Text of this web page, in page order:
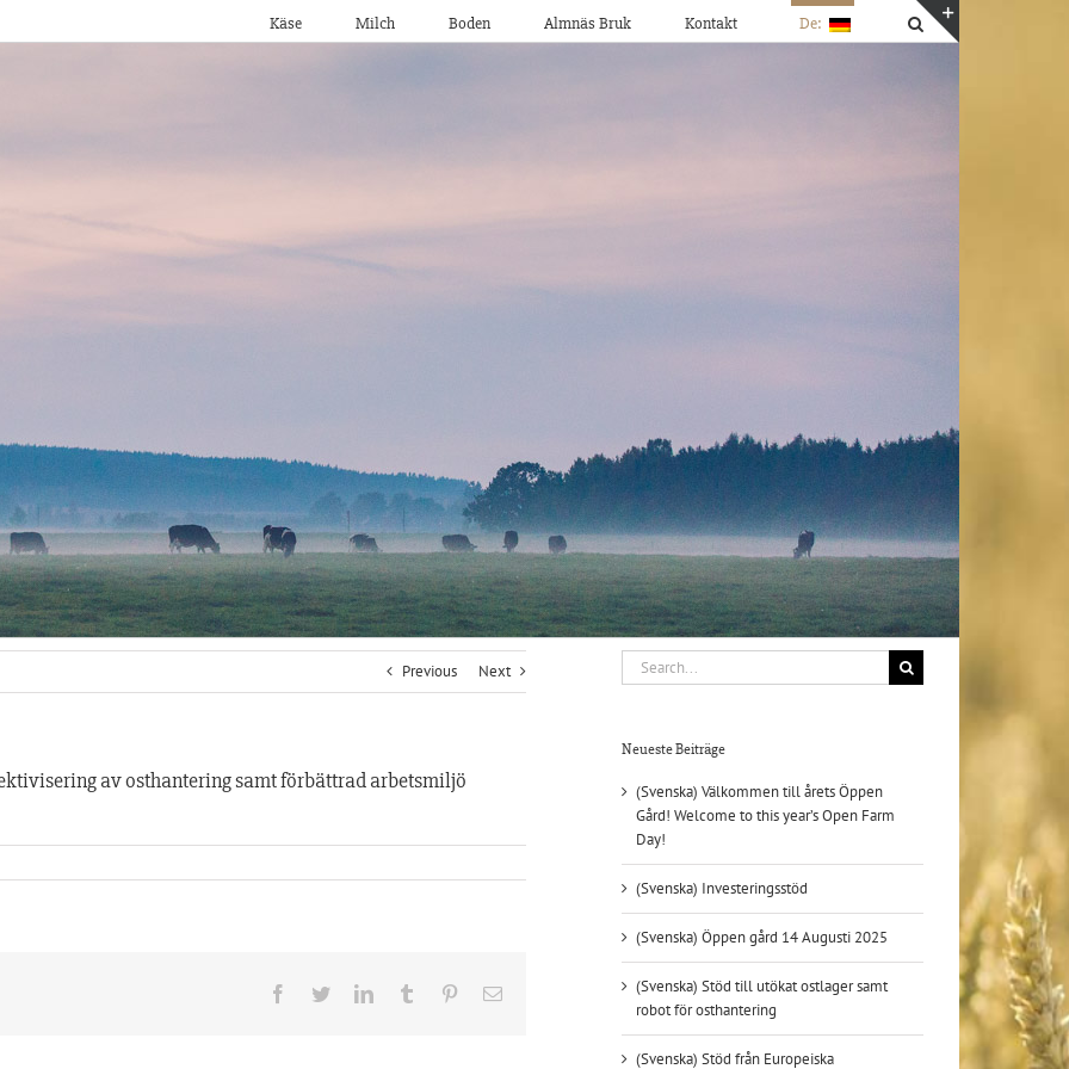
Käse Milch Boden Almnäs Bruk Kontakt De:
Previous Next
av osthantering samt förbättrad arbetsmiljö
Facebook
TwitterLinkedInTumblr PinterestEmail
Search
for:
Neueste Beiträge
(Svenska) Välkommen till årets Öppen
Gård! Welcome to this year’s Open Farm
Day!
(Svenska) Investeringsstöd
(Svenska) Öppen gård 14 Augusti 2025
(Svenska) Stöd till utökat ostlager samt
robot för osthantering
(Svenska) Stöd från Europeiska